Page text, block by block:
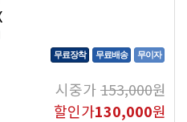
무료장착 무료배송 무이자
시중가153,000원
할인가130,000원